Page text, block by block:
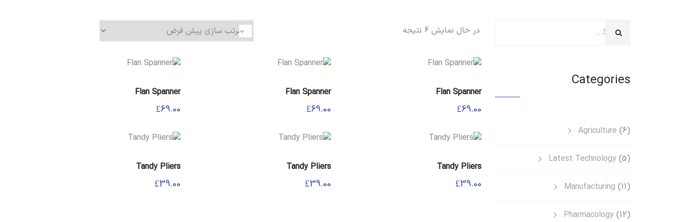
در حال نمایش 6 نتیجه
Flan Spanner
£69.00
Flan Spanner
£69.00
Flan Spanner
£69.00
Tandy Pliers
£39.00
Tandy Pliers
£39.00
Tandy Pliers
£39.00
Categories
Agriculture (6)
Latest Technology (5)
Manufacturing (11)
Pharmacology (12)